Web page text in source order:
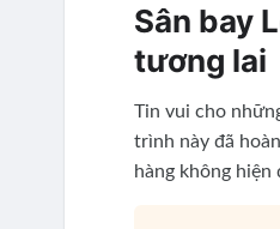
Sân bay
tương lai
Tin vui cho
trình này đã
hàng không hiện